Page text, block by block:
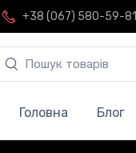
+38 (067) 580-59-81
Головна Блог